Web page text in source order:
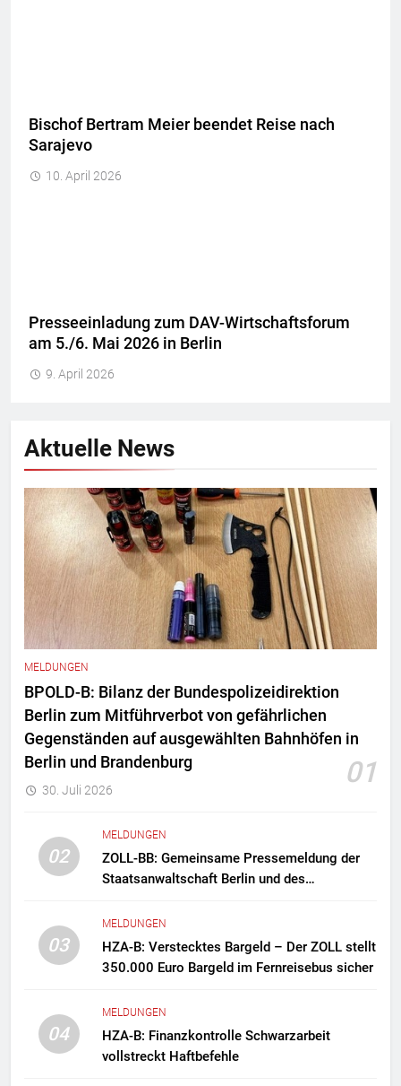
Bischof Bertram Meier beendet Reise nach
Sarajevo
10. April 2026
Presseeinladung zum DAV-Wirtschaftsforum
am 5./6. Mai 2026 in Berlin
9. April 2026
Aktuelle News
MELDUNGEN
BPOLD-B: Bilanz der Bundespolizeidirektion
Berlin zum Mitführverbot von gefährlichen
Gegenständen auf ausgewählten Bahnhöfen in
Berlin und Brandenburg
01
30. Juli 2026
02
MELDUNGEN
ZOLL-BB: Gemeinsame Pressemeldung der
Staatsanwaltschaft Berlin und des
Zollfahndung hebt mutmaßliches
Drogenlabor aus
03
MELDUNGEN
HZA-B: Verstecktes Bargeld – Der ZOLL stellt
350.000 Euro Bargeld im Fernreisebus sicher
04
MELDUNGEN
HZA-B: Finanzkontrolle Schwarzarbeit
vollstreckt Haftbefehle